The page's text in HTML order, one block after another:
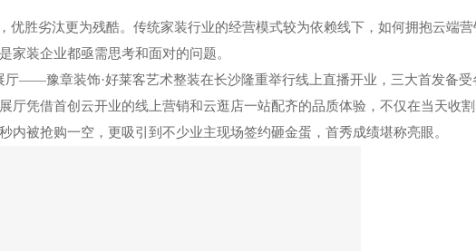
优胜劣汰更为残酷。传统家装行业的经营模式较为依赖线下，如何拥抱云端营
家装企业都亟需思考和面对的问题。
厅——豫章装饰·好莱客艺术整装在长沙隆重举行线上直播开业，三大首发备受
厅凭借首创云开业的线上营销和云逛店一站配齐的品质体验，不仅在当天收割
内被抢购一空，更吸引到不少业主现场签约砸金蛋，首秀成绩堪称亮眼。